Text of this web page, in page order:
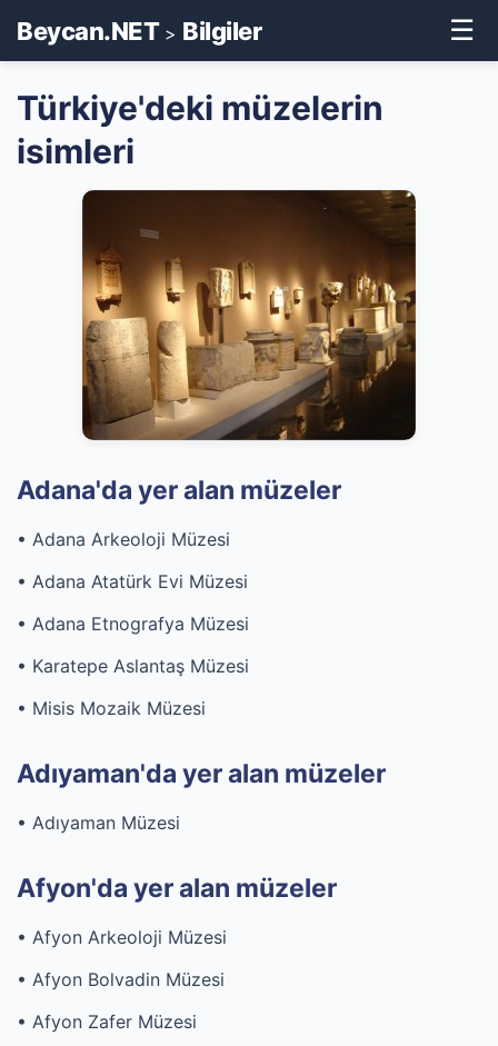
Beycan.NET> Bilgiler ☰
Türkiye'deki müzelerin
isimleri
Adana'da yer alan müzeler
• Adana Arkeoloji Müzesi
• Adana Atatürk Evi Müzesi
• Adana Etnografya Müzesi
• Karatepe Aslantaş Müzesi
• Misis Mozaik Müzesi
Adıyaman'da yer alan müzeler
• Adıyaman Müzesi
Afyon'da yer alan müzeler
• Afyon Arkeoloji Müzesi
• Afyon Bolvadin Müzesi
• Afyon Zafer Müzesi